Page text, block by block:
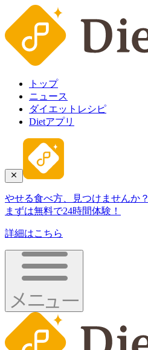
トップ
ニュース
ダイエットレシピ
Dietアプリ
やせる食べ方、見つけませんか？
まずは無料で24時間体験！
詳細はこちら